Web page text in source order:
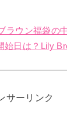
ラウン福袋の
始日は？Lily
サーリンク